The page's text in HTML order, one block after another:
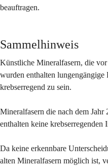
beauftragen.
Sammelhinweis
Künstliche Mineralfasern, die
wurden enthalten lungengängige
krebserregend zu sein.
Mineralfasern die nach dem
enthalten keine krebserregenden
Da keine erkennbare
alten Mineralfasern möglich ist,